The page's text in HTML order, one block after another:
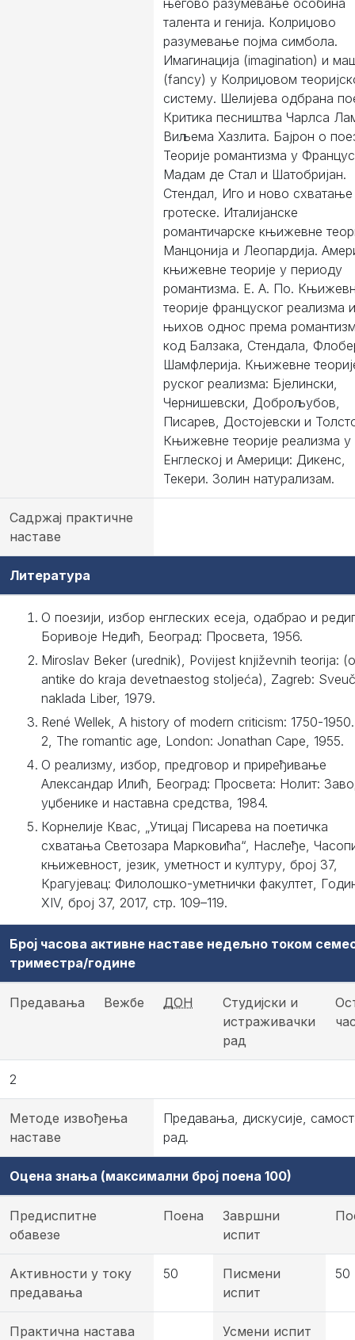
његово разумевање особина
талента и генија. Колриџово
разумевање појма симбола.
Имагинација (imagination) и
(fancy) у Колриџовом
систему. Шелијева одбрана
Критика песништва Чарлса
Виљема Хазлита. Бајрон о
Теорије романтизма у
Мадам де Стал и Шатобријан.
Стендал, Иго и ново схватање
гротеске. Италијанске
романтичарске књижевне
Манцонија и Леопардија.
књижевне теорије у периоду
романтизма. Е. А. По.
теорије француског реализма и
њихов однос према
код Балзака, Стендала,
Шамфлерија. Књижевне
руског реализма: Бјелински,
Чернишевски, Доброљубов,
Писарев, Достојевски и
Књижевне теорије реализма у
Енглеској и Америци: Дикенс,
Текери. Золин натурализам.
Садржај практичне
наставе
Литература
О поезији, избор енглеских есеја, одабрао и
Боривоје Недић, Београд: Просвета, 1956.
Miroslav Beker (urednik), Povijest književnih teorija:
antike do kraja devetnaestog stoljeća), Zagreb:
naklada Liber, 1979.
René Wellek, A history of modern criticism: 1750-
2, The romantic age, London: Jonathan Cape, 1955.
О реализму, избор, предговор и приређивање
Александар Илић, Београд: Просвета: Нолит:
уџбенике и наставна средства, 1984.
Корнелије Квас, „Утицај Писарева на поетичка
схватања Светозара Марковића“, Наслеђе,
књижевност, језик, уметност и културу, број 37,
Крагујевац: Филолошко-уметнички факултет,
XIV, број 37, 2017, стр. 109–119.
Број часова активне наставе недељно током
триместра/године
Предавања Вежбе ДОН
Студијски и
истраживачки
рад
2
Методе извођења
наставе
Предавања, дискусије,
рад.
Оцена знања (максимални број поена 100)
Предиспитне
обавезе
Поена
Завршни
испит
Активности у току
предавања
50
Писмени
испит
50
Практична настава Усмени испит